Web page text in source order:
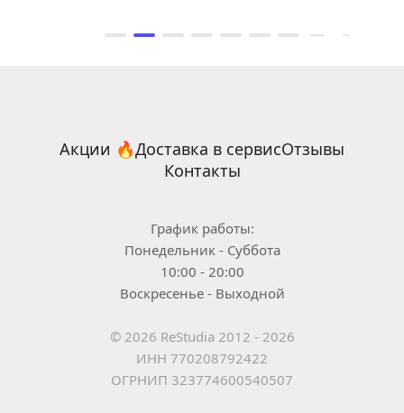
Акции 🔥Доставка в сервисОтзывы
Контакты
График работы:
Понедельник - Суббота
10:00 - 20:00
Воскресенье - Выходной
© 2026 ReStudia 2012 - 2026
ИНН 770208792422
ОГРНИП 323774600540507